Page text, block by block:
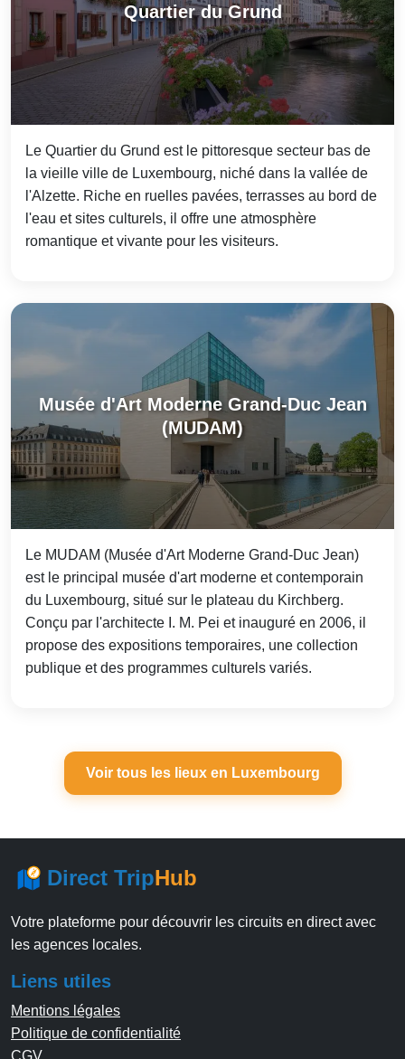
Quartier du Grund
Le Quartier du Grund est le pittoresque secteur bas de
la vieille ville de Luxembourg, niché dans la vallée de
l'Alzette. Riche en ruelles pavées, terrasses au bord de
l'eau et sites culturels, il offre une atmosphère
romantique et vivante pour les visiteurs.
Musée d'Art Moderne Grand-Duc Jean
(MUDAM)
Le MUDAM (Musée d'Art Moderne Grand-Duc Jean)
est le principal musée d'art moderne et contemporain
du Luxembourg, situé sur le plateau du Kirchberg.
Conçu par l'architecte I. M. Pei et inauguré en 2006, il
propose des expositions temporaires, une collection
publique et des programmes culturels variés.
Voir tous les lieux en Luxembourg
Direct TripHub
Votre plateforme pour découvrir les circuits en direct avec
les agences locales.
Liens utiles
Mentions légales
Politique de confidentialité